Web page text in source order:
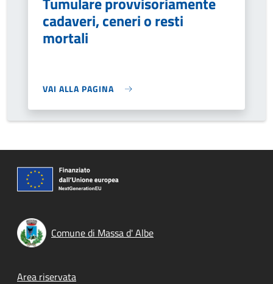
cadaveri, ceneri o resti
mortali
VAI ALLA PAGINA
Comune di Massa d' Albe
Area riservata